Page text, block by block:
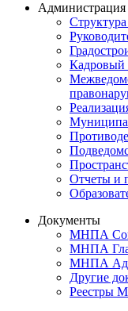
Администрация
Кадровый
Отчеты и
Документы
МНПА
МНПА
МНПА
Другие
Реестры